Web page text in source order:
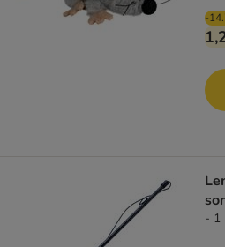
-
- 1